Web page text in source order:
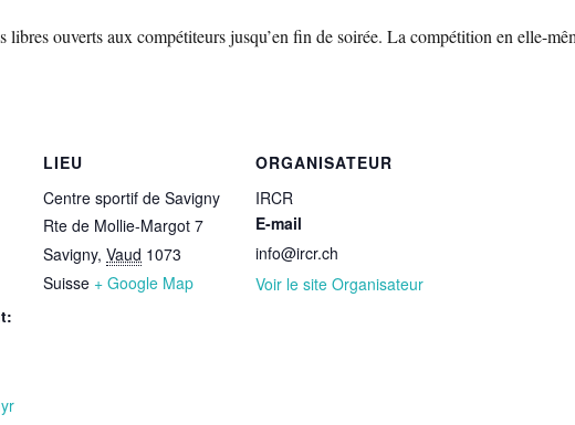
ouverts aux compétiteurs jusqu’en fin de soirée. La compétition en elle-
LIEU
Centre sportif de Savigny
Rte de Mollie-Margot 7
Savigny, Vaud 1073
Suisse + Google Map
ORGANISATEUR
IRCR
E-mail
info@ircr.ch
Voir le site Organisateur